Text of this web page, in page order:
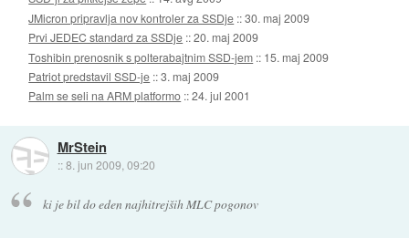
JMicron pripravlja nov kontroler za SSDje ::30. maj 2009
Prvi JEDEC standard za SSDje ::20. maj 2009
Toshibin prenosnik s polterabajtnim SSD-jem :: 15. maj 2009
Patriot predstavil SSD-je ::3. maj 2009
Palm se seli na ARM platformo ::24. jul 2001
MrStein
::8. jun 2009, 09:20
ki je bil do eden najhitrejših MLC pogonov